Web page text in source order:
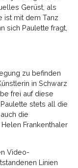
Gerüst, als
ist mit dem Tanz
sich Paulette fragt,
zu befinden
in Schwarz
frei auf diese
stets all die
die
Frankenthaler
Video-
Linien